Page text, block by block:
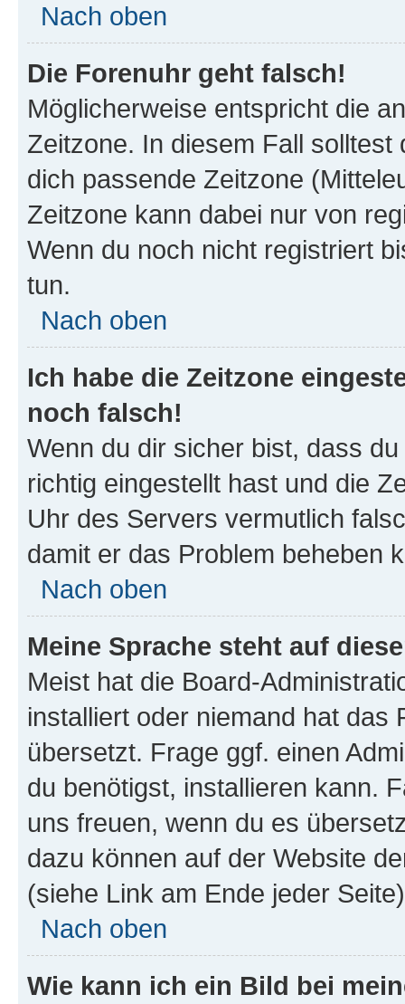
Nach oben
Die Forenuhr geht falsch!
Möglicherweise entspricht die
Zeitzone. In diesem Fall solltest
dich passende Zeitzone
Zeitzone kann dabei nur von
Wenn du noch nicht registriert
tun.
Nach oben
Ich habe die Zeitzone
noch falsch!
Wenn du dir sicher bist, dass
richtig eingestellt hast und die
Uhr des Servers vermutlich
damit er das Problem beheben
Nach oben
Meine Sprache steht auf
Meist hat die Board-
installiert oder niemand hat das
übersetzt. Frage ggf. einen
du benötigst, installieren kann.
uns freuen, wenn du es
dazu können auf der Website
(siehe Link am Ende jeder
Nach oben
Wie kann ich ein Bild bei